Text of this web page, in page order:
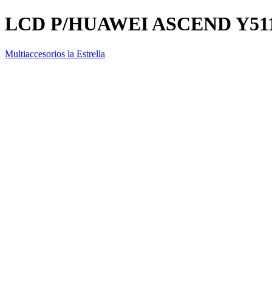
LCD P/HUAWEI ASCEND
Multiaccesorios la Estrella